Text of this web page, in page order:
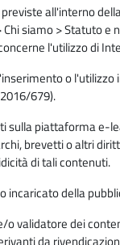
all'interno
siamo > Statuto e
l'utilizzo di
o
679).
sulla piattaforma e-
brevetti o altri
di tali contenuti.
incaricato della
o validatore dei
da